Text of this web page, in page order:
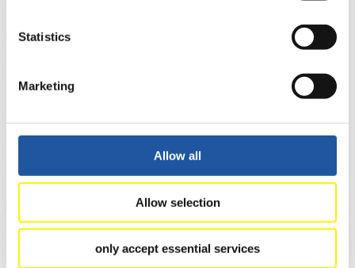
Statistics
Marketing
Allow all
Allow selection
only accept essential services
Wettkämpfen, Anti-Doping und Fairplay einsehen, sich über
Kontaktpersonen für Wettkämpfe und Sponsoren informieren,
sowie Informationen über Wettkämpfe abrufen.
>> Weiter
Für Athleten